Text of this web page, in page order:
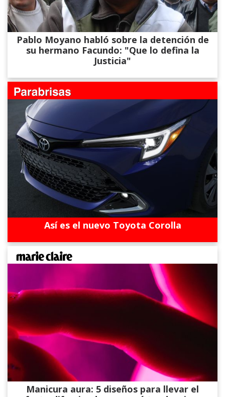
Pablo Moyano habló sobre la detención de
su hermano Facundo: "Que lo defina la
Justicia"
Así es el nuevo Toyota Corolla
Manicura aura: 5 diseños para llevar el